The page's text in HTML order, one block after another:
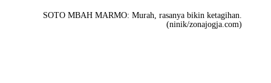
SOTO MBAH MARMO: Murah, rasanya bikin ketagihan.
(ninik/zonajogja.com)